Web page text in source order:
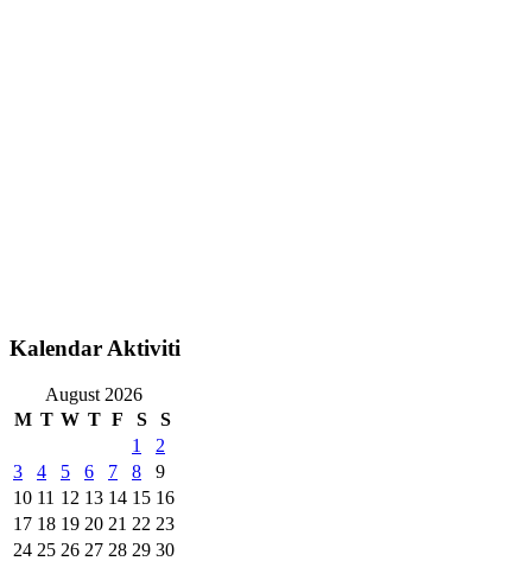
Kalendar Aktiviti
August 2026
M T W T F S
S
1
2
3
4 5 6 7 8
9
10 11 12 13 14 15 16
17 18 19 20 21 22 23
24 25 26 27 28 29 30